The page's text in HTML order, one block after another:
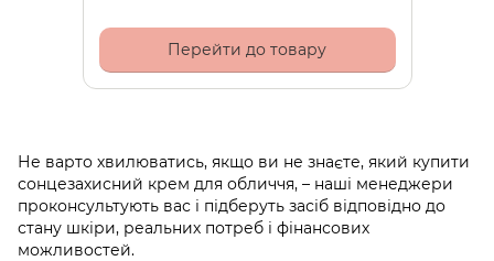
Перейти до товару
Не варто хвилюватись, якщо ви не знаєте, який купити
сонцезахисний крем для обличчя, – наші менеджери
проконсультують вас і підберуть засіб відповідно до
стану шкіри, реальних потреб і фінансових
можливостей.